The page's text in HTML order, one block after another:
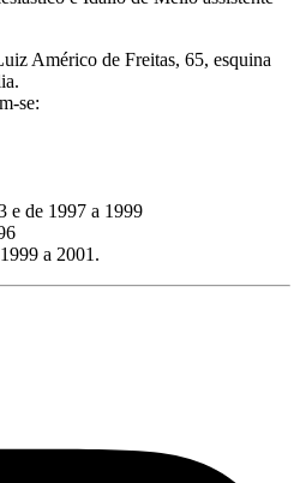
Américo de Freitas, 65, esquina
se:
e de 1997 a 1999
a 2001.